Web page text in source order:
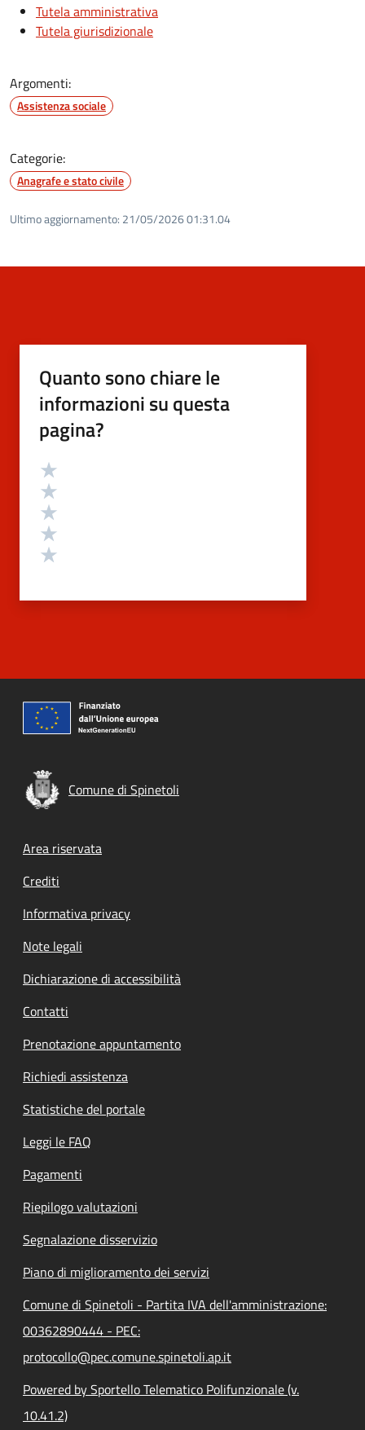
Tutela amministrativa
Tutela giurisdizionale
Argomenti:
Assistenza sociale
Categorie:
Anagrafe e stato civile
Ultimo aggiornamento: 21/05/2026 01:31.04
Quanto sono chiare le
informazioni su questa
pagina?
Valutazione
Comune di Spinetoli
Footer menu
Area riservata
Crediti
Informativa privacy
Note legali
Dichiarazione di accessibilità
Contatti
Prenotazione appuntamento
Richiedi assistenza
Statistiche del portale
Leggi le FAQ
Pagamenti
Riepilogo valutazioni
Segnalazione disservizio
Piano di miglioramento dei servizi
Comune di Spinetoli - Partita IVA dell'amministrazione:
00362890444 - PEC:
protocollo@pec.comune.spinetoli.ap.it
Powered by Sportello Telematico Polifunzionale (v.
10.41.2)